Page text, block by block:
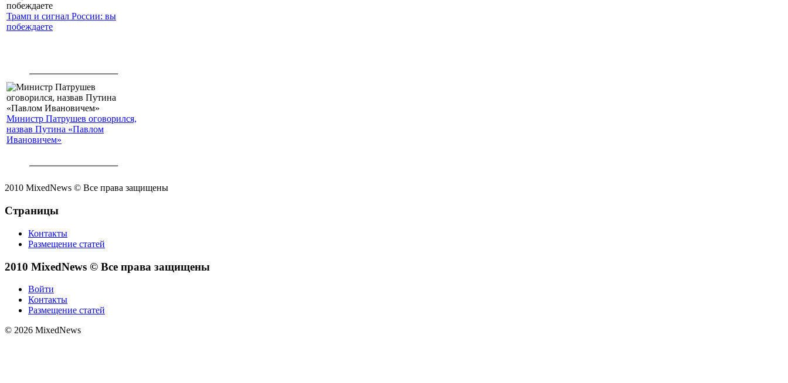
Трамп и сигнал России: вы
побеждаете
Министр Патрушев оговорился,
назвав Путина «Павлом
Ивановичем»
2010 MixedNews © Все права защищены
Страницы
Контакты
Размещение статей
2010 MixedNews © Все права защищены
Войти
Контакты
Размещение статей
© 2026 MixedNews